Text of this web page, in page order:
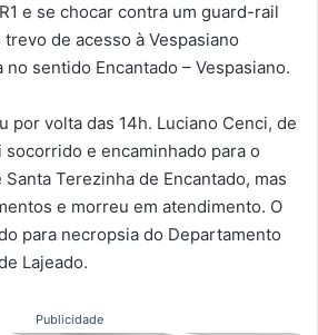
e se chocar contra um guard-rail
de acesso à Vespasiano
no sentido Encantado – Vespasiano.
por volta das 14h. Luciano Cenci, de
e encaminhado para o
Terezinha de Encantado, mas
e morreu em atendimento. O
para necropsia do Departamento
Lajeado.
Publicidade